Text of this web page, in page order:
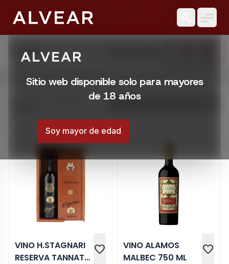
Sitio web disponible solo para mayores
de 18 años
Soy mayor de edad
Buscar
Licorería Alvear | Catálogo online
Catálogo online de Licorería Alvear. Comprá con envíos en
VINO H.STAGNARI
RESERVA TANNAT
favorite
VINO ALAMOS
MALBEC 750 ML
favorite